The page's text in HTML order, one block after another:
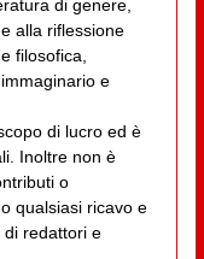
di genere,
alla riflessione
filosofica,
e
di lucro ed è
Inoltre non è
o
qualsiasi ricavo e
di redattori e